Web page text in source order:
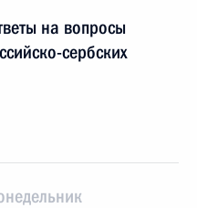
на вопросы
сербских